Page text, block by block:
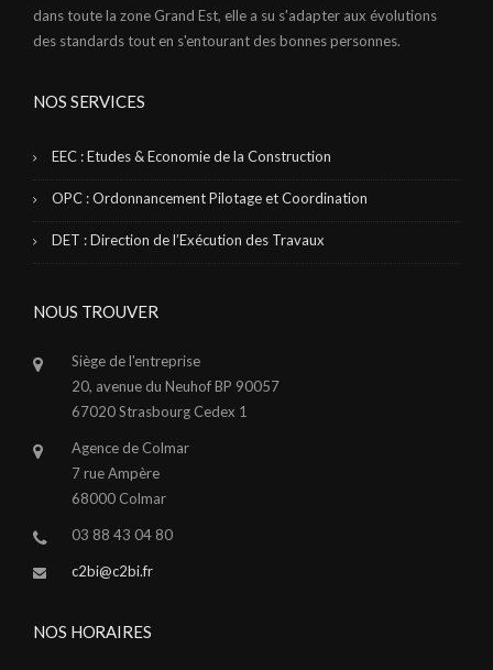
dans toute la zone Grand Est, elle a su s'adapter aux évolutions
des standards tout en s'entourant des bonnes personnes.
NOS SERVICES
EEC : Etudes & Economie de la Construction
OPC : Ordonnancement Pilotage et Coordination
DET : Direction de l’Exécution des Travaux
NOUS TROUVER
Siège de l'entreprise
20, avenue du Neuhof BP 90057
67020 Strasbourg Cedex 1
Agence de Colmar
7 rue Ampère
68000 Colmar
03 88 43 04 80
c2bi@c2bi.fr
NOS HORAIRES